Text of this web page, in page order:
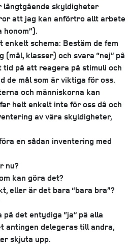
långtgående skyldigheter
att jag kan anförtro allt arbete
schema: Bestäm de fem
klasser) och svara “nej” på
på att reagera på stimuli och
de mål som är viktiga för oss.
och människorna kan
helt enkelt inte för oss då och
av våra skyldigheter,
en sådan inventering med
nu?
kan göra det?
eller är det bara “bara bra”?
det entydiga “ja” på alla
antingen delegeras till andra,
skjuta upp.